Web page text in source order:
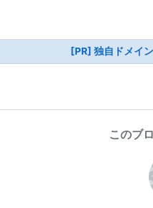
[PR] 独自ドメイ
このブ